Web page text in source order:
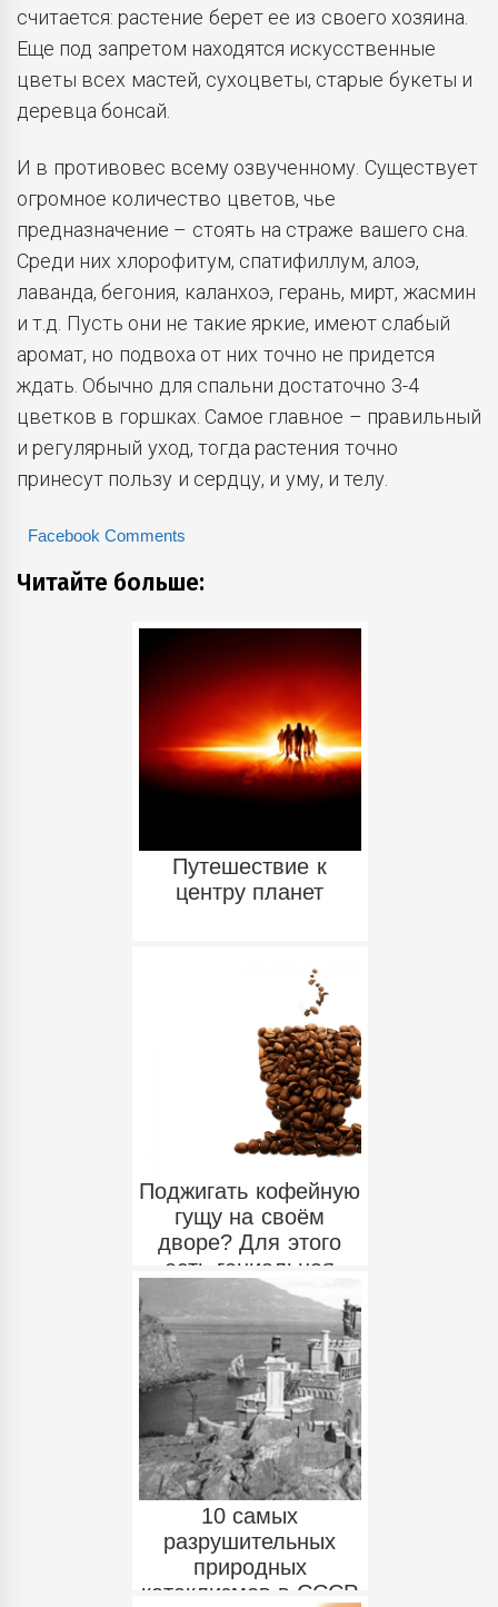
считается: растение берет ее из своего хозяина.
Еще под запретом находятся искусственные
цветы всех мастей, сухоцветы, старые букеты и
деревца бонсай.
И в противовес всему озвученному. Существует
огромное количество цветов, чье
предназначение – стоять на страже вашего сна.
Среди них хлорофитум, спатифиллум, алоэ,
лаванда, бегония, каланхоэ, герань, мирт, жасмин
и т.д. Пусть они не такие яркие, имеют слабый
аромат, но подвоха от них точно не придется
ждать. Обычно для спальни достаточно 3-4
цветков в горшках. Самое главное – правильный
и регулярный уход, тогда растения точно
принесут пользу и сердцу, и уму, и телу.
Facebook Comments
Читайте больше:
Путешествие к
центру планет
Поджигать кофейную
гущу на своём
дворе? Для этого
есть гениальная
причина
10 самых
разрушительных
природных
катаклизмов в СССР